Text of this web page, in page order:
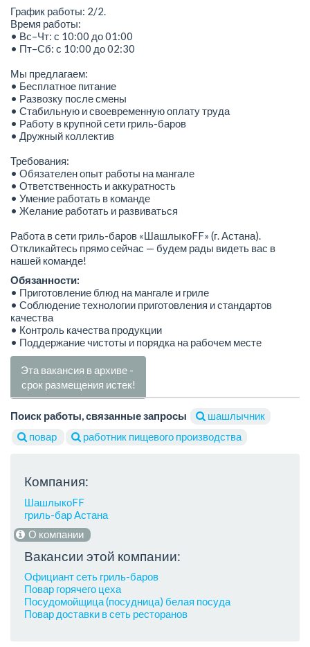
График работы: 2/2.
Время работы:
• Вс–Чт: с 10:00 до 01:00
• Пт–Сб: с 10:00 до 02:30
Мы предлагаем:
• Бесплатное питание
• Развозку после смены
• Стабильную и своевременную оплату труда
• Работу в крупной сети гриль-баров
• Дружный коллектив
Требования:
• Обязателен опыт работы на мангале
• Ответственность и аккуратность
• Умение работать в команде
• Желание работать и развиваться
Работа в сети гриль-баров «ШашлыкоFF» (г. Астана).
Откликайтесь прямо сейчас — будем рады видеть вас в
нашей команде!
Обязанности:
• Приготовление блюд на мангале и гриле
• Соблюдение технологии приготовления и стандартов
качества
• Контроль качества продукции
• Поддержание чистоты и порядка на рабочем месте
Эта вакансия в архиве -
срок размещения истек!
Поиск работы, связанные запросы
шашлычник
повар
работник пищевого производства
Компания:
ШашлыкоFF
гриль-бар Астана
О компании
Вакансии этой компании:
Официант сеть гриль-баров
Повар горячего цеха
Посудомойщица (посудница) белая посуда
Повар доставки в сеть ресторанов